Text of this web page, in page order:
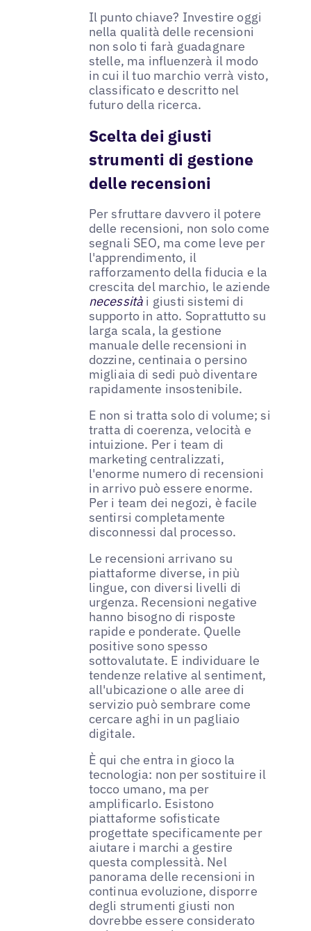
Il punto chiave? Investire oggi
nella qualità delle recensioni
non solo ti farà guadagnare
stelle, ma influenzerà il modo
in cui il tuo marchio verrà visto,
classificato e descritto nel
futuro della ricerca.
Scelta dei giusti
strumenti di gestione
delle recensioni
Per sfruttare davvero il potere
delle recensioni, non solo come
segnali SEO, ma come leve per
l'apprendimento, il
rafforzamento della fiducia e la
crescita del marchio, le aziende
necessità i giusti sistemi di
supporto in atto. Soprattutto su
larga scala, la gestione
manuale delle recensioni in
dozzine, centinaia o persino
migliaia di sedi può diventare
rapidamente insostenibile.
E non si tratta solo di volume; si
tratta di coerenza, velocità e
intuizione. Per i team di
marketing centralizzati,
l'enorme numero di recensioni
in arrivo può essere enorme.
Per i team dei negozi, è facile
sentirsi completamente
disconnessi dal processo.
Le recensioni arrivano su
piattaforme diverse, in più
lingue, con diversi livelli di
urgenza. Recensioni negative
hanno bisogno di risposte
rapide e ponderate. Quelle
positive sono spesso
sottovalutate. E individuare le
tendenze relative al sentiment,
all'ubicazione o alle aree di
servizio può sembrare come
cercare aghi in un pagliaio
digitale.
È qui che entra in gioco la
tecnologia: non per sostituire il
tocco umano, ma per
amplificarlo. Esistono
piattaforme sofisticate
progettate specificamente per
aiutare i marchi a gestire
questa complessità. Nel
panorama delle recensioni in
continua evoluzione, disporre
degli strumenti giusti non
dovrebbe essere considerato